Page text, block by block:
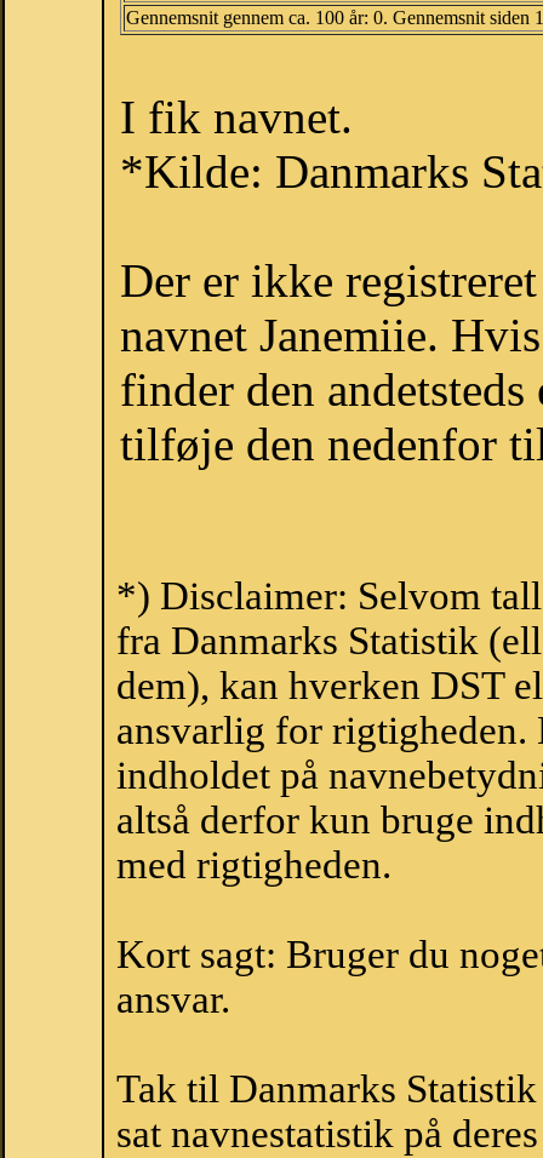
Gennemsnit gennem ca. 100 år: 0. Gennemsnit siden
I fik navnet.
*Kilde: Danmarks
Der er ikke
navnet Janemiie.
finder den
tilføje den nedenfor
*) Disclaimer: Selvom
fra Danmarks Statistik
dem), kan hverken DST
ansvarlig for
indholdet på
altså derfor kun bruge
med rigtigheden.
Kort sagt: Bruger du
ansvar.
Tak til Danmarks
sat navnestatistik på